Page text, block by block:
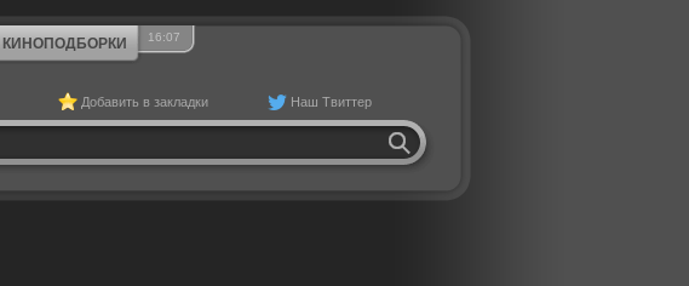
КИНОПОДБОРКИ 16:07
Добавить в закладки Наш Твиттер